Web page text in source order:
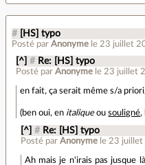
# [HS] typo
Posté par Anonyme le 23 juillet
[^] # Re: [HS] typo
Posté parAnonyme le 23 juillet
en fait, ça serait même s/a
(ben oui, en italiqueousouligné,
[^] # Re: [HS] typo
Posté par Anonyme le 23
Ah mais je n'irais pas jusque